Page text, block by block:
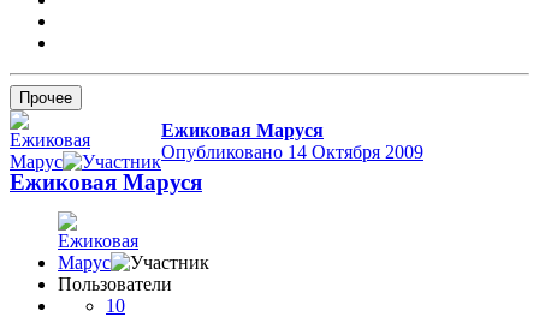
Прочее
Ежиковая Маруся
Опубликовано 14 Октября 2009
Ежиковая Маруся
Пользователи
10